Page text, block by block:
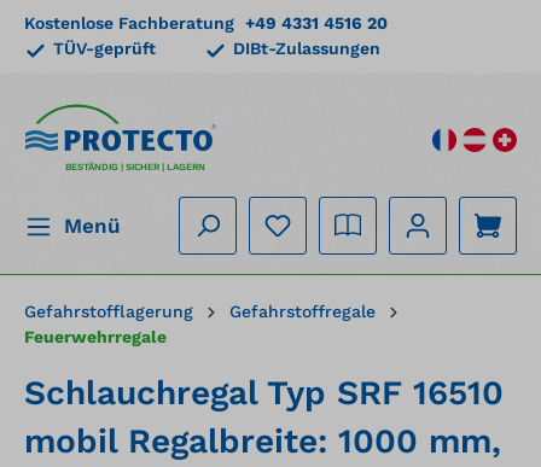
springen
Kostenlose Fachberatung +49 4331 4516 20
TÜV-geprüft
DIBt-Zulassungen
BESTÄNDIG | SICHER | LAGERN
Menü
Gefahrstofflagerung
Gefahrstoffregale
Feuerwehrregale
Schlauchregal Typ SRF 16510
mobil Regalbreite: 1000 mm,